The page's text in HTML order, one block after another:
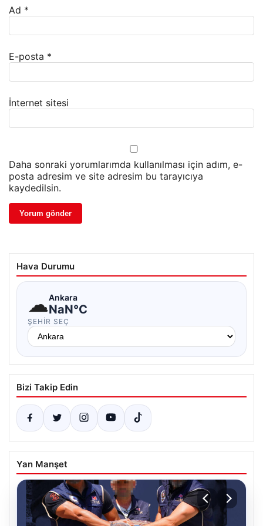
Ad *
E-posta *
İnternet sitesi
Daha sonraki yorumlarımda kullanılması için adım, e-
posta adresim ve site adresim bu tarayıcıya
kaydedilsin.
Hava Durumu
☁Ankara
NaN°C
ŞEHIR SEÇ
Bizi Takip Edin
Yan Manşet